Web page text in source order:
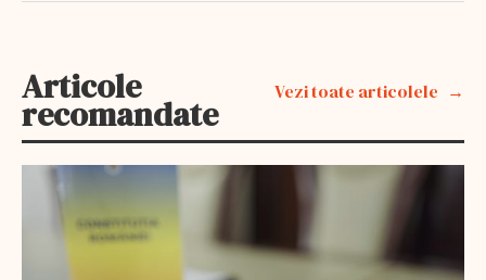
Articole
recomandate
Vezi toate articolele